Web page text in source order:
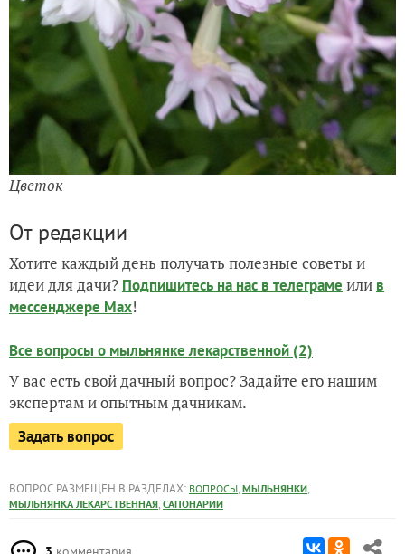
Цветок
От редакции
Хотите каждый день получать полезные советы и
идеи для дачи? Подпишитесь на нас в телеграме или в
мессенджере Max!
Все вопросы о мыльнянке лекарственной (2)
У вас есть свой дачный вопрос? Задайте его нашим
экспертам и опытным дачникам.
Задать вопрос
ВОПРОС РАЗМЕЩЕН В РАЗДЕЛАХ: ВОПРОСЫ, МЫЛЬНЯНКИ,
МЫЛЬНЯНКА ЛЕКАРСТВЕННАЯ, САПОНАРИИ